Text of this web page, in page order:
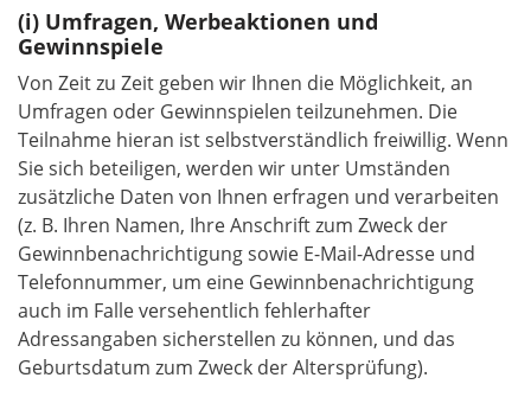
Umfragen, Werbeaktionen und
Gewinnspiele
Von Zeit zu Zeit geben wir Ihnen die Möglichkeit, an
Umfragen oder Gewinnspielen teilzunehmen. Die
Teilnahme hieran ist selbstverständlich freiwillig. Wenn
Sie sich beteiligen, werden wir unter Umständen
zusätzliche Daten von Ihnen erfragen und verarbeiten
(z. B. Ihren Namen, Ihre Anschrift zum Zweck der
Gewinnbenachrichtigung sowie E-Mail-Adresse und
Telefonnummer, um eine Gewinnbenachrichtigung
auch im Falle versehentlich fehlerhafter
Adressangaben sicherstellen zu können, und das
Geburtsdatum zum Zweck der Altersprüfung).